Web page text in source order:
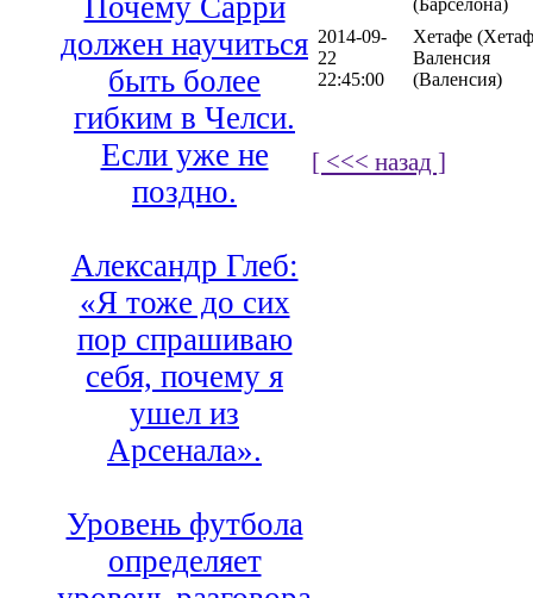
Почему Сарри
должен научиться
быть более
гибким в Челси.
Если уже не
поздно.
Александр Глеб:
«Я тоже до сих
пор спрашиваю
себя, почему я
ушел из
Арсенала».
Уровень футбола
определяет
2014-09-
22
22:45:00
Хетафе
Валенсия
(Валенсия)
[ <<< назад ]